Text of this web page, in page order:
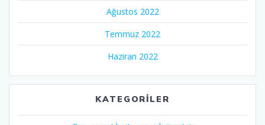
Ağustos 2022
Temmuz 2022
Haziran 2022
KATEGORILER